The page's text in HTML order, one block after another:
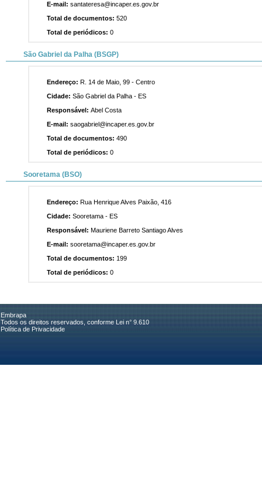
E-mail: santateresa@incaper.es.gov.br
Total de documentos: 520
Total de periódicos: 0
São Gabriel da Palha (BSGP)
Endereço: R. 14 de Maio, 99 - Centro
Cidade: São Gabriel da Palha - ES
Responsável: Abel Costa
E-mail: saogabriel@incaper.es.gov.br
Total de documentos: 490
Total de periódicos: 0
Sooretama (BSO)
Endereço: Rua Henrique Alves Paixão, 416
Cidade: Sooretama - ES
Responsável: Mauriene Barreto Santiago Alves
E-mail: sooretama@incaper.es.gov.br
Total de documentos: 199
Total de periódicos: 0
Embrapa
Todos os direitos reservados, conforme Lei n° 9.610
Política de Privacidade